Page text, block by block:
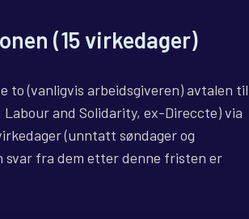
(15 virkedager)
to (vanligvis arbeidsgiveren) avtalen til
and Solidarity, ex-Direccte) via
(unntatt søndager og
svar fra dem etter denne fristen er